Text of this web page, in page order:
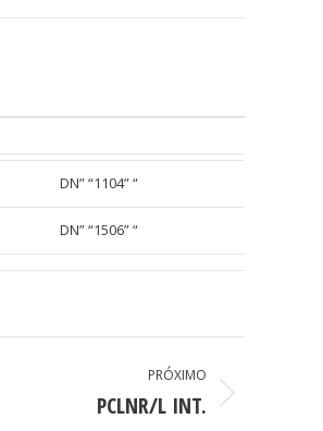
DN” “1104” “
DN” “1506” “
PRÓXIMO
PCLNR/L INT.